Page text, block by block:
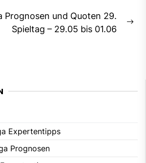
Prognosen und Quoten 29.
Spieltag – 29.05 bis 01.06
Expertentipps
Prognosen